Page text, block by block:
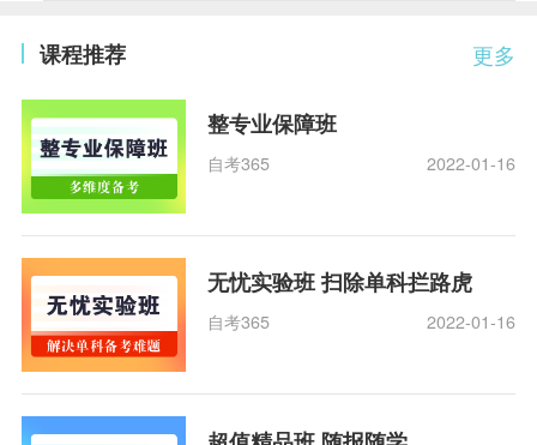
更多
课程推荐
整专业保障班
自考365 2022-01-16
无忧实验班 扫除单科拦路虎
自考365 2022-01-16